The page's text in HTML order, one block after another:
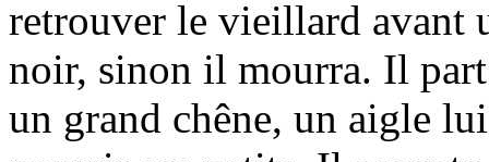
retrouver le vieillard avant
noir, sinon il mourra. Il
un grand chêne, un aigle